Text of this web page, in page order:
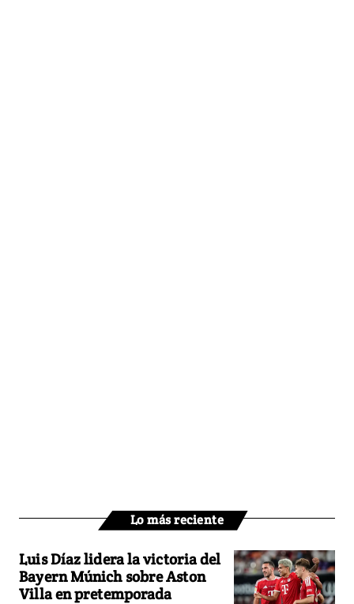
Lo más reciente
Luis Díaz lidera la victoria del
Bayern Múnich sobre Aston
Villa en pretemporada